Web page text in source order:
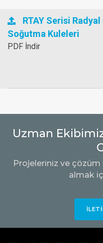
RTAY Serisi Radyal
Soğutma Kuleleri
PDF İndir
Uzman
Projeleriniz ve çözüm
almak